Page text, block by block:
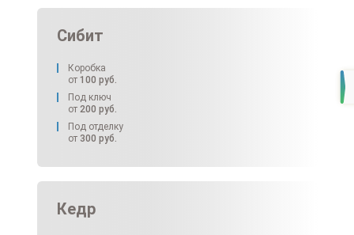
Сибит
Коробка
от 100 руб.
Под ключ
от 200 руб.
Под отделку
от 300 руб.
Кедр